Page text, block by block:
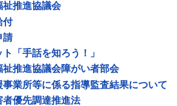
祉推進協議会
付
請
「手話を知ろう！」
推進協議会障がい者部会
業所等に係る指導監査結果について
者優先調達推進法